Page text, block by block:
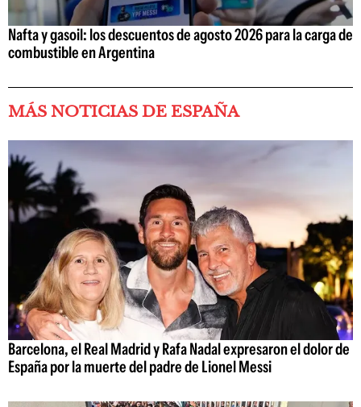
Nafta y gasoil: los descuentos de agosto 2026 para la carga de
combustible en Argentina
MÁS NOTICIAS DE ESPAÑA
Barcelona, el Real Madrid y Rafa Nadal expresaron el dolor de
España por la muerte del padre de Lionel Messi